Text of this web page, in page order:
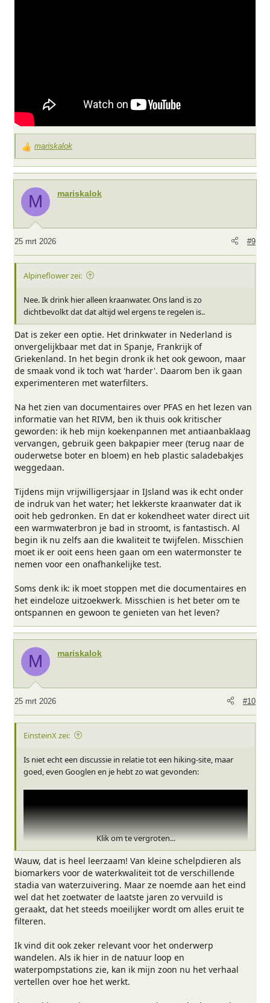
W
a
d
e
mariskalok
M mariskalok
25 mrt 2026 #9
Alpineflower zei:
Nee. Ik drink hier alleen kraanwater. Ons land is zo
dichtbevolkt dat dat altijd wel ergens te regelen is..
Dat is zeker een optie. Het drinkwater in Nederland is
onvergelijkbaar met dat in Spanje, Frankrijk of
Griekenland. In het begin dronk ik het ook gewoon, maar
de smaak vond ik toch wat 'harder'. Daarom ben ik gaan
experimenteren met waterfilters.
Na het zien van documentaires over PFAS en het lezen van
informatie van het RIVM, ben ik thuis ook kritischer
geworden: ik heb mijn koekenpannen met antiaanbaklaag
vervangen, gebruik geen bakpapier meer (terug naar de
ouderwetse boter en bloem) en heb plastic saladebakjes
weggedaan.
Tijdens mijn vrijwilligersjaar in IJsland was ik echt onder
de indruk van het water; het lekkerste kraanwater dat ik
ooit heb gedronken. En dat er kokendheet water direct uit
een warmwaterbron je bad in stroomt, is fantastisch. Al
begin ik nu zelfs aan die kwaliteit te twijfelen. Misschien
moet ik er ooit eens heen gaan om een watermonster te
nemen voor een onafhankelijke test.
Soms denk ik: ik moet stoppen met die documentaires en
het eindeloze uitzoekwerk. Misschien is het beter om te
ontspannen en gewoon te genieten van het leven?
M mariskalok
25 mrt 2026 #10
EinsteinX zei:
Is niet echt een discussie in relatie tot een hiking-site, maar
goed, even Googlen en je hebt zo wat gevonden:
Klik om te vergroten...
Wauw, dat is heel leerzaam! Van kleine schelpdieren als
biomarkers voor de waterkwaliteit tot de verschillende
stadia van waterzuivering. Maar ze noemde aan het eind
wel dat het zoetwater de laatste jaren zo vervuild is
geraakt, dat het steeds moeilijker wordt om alles eruit te
filteren.
Ik vind dit ook zeker relevant voor het onderwerp
wandelen. Als ik hier in de natuur loop en
waterpompstations zie, kan ik mijn zoon nu het verhaal
vertellen over hoe het werkt.